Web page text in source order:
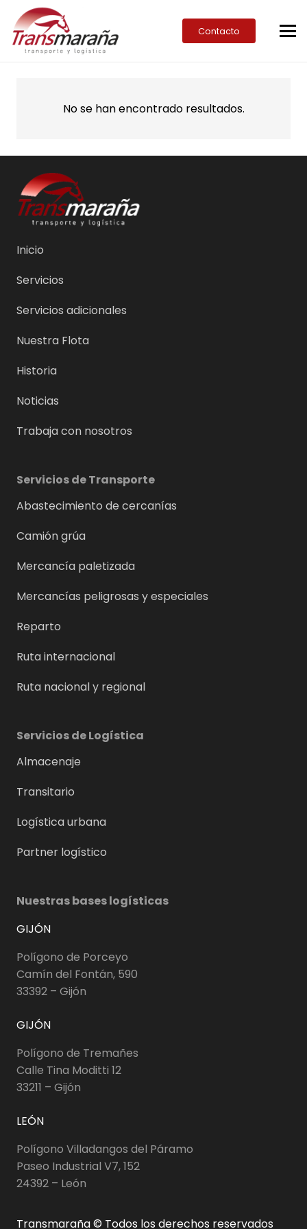
Contacto
No se han encontrado resultados.
Inicio
Servicios
Servicios adicionales
Nuestra Flota
Historia
Noticias
Trabaja con nosotros
Servicios de Transporte
Abastecimiento de cercanías
Camión grúa
Mercancía paletizada
Mercancías peligrosas y especiales
Reparto
Ruta internacional
Ruta nacional y regional
Servicios de Logística
Almacenaje
Transitario
Logística urbana
Partner logístico
Nuestras bases logísticas
GIJÓN
Polígono de Porceyo
Camín del Fontán, 590
33392 – Gijón
GIJÓN
Polígono de Tremañes
Calle Tina Moditti 12
33211 – Gijón
LEÓN
Polígono Villadangos del Páramo
Paseo Industrial V7, 152
24392 – León
Transmaraña © Todos los derechos reservados